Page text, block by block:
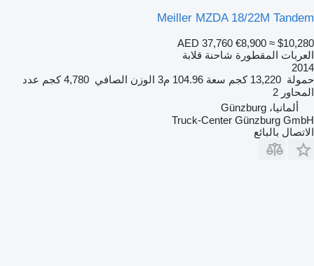
Meiller MZDA 18/22M Tandem
AED 37,760 €8,900 ≈ $10,280
العربات المقطورة شاحنة قلابة
2014
حمولة 13,220 كجم سعة 104.96 م3 الوزن الصافي 4,780 كجم
عدد
المحاور 2
ألمانيا، Günzburg
Truck-Center Günzburg GmbH
الاتصال بالبائع